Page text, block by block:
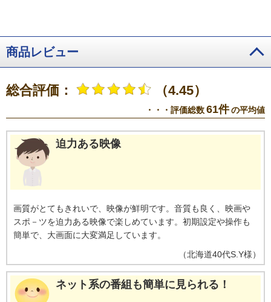
ライバシーポリシーを同意しない設定にした場合には、それまでにサーバー
接続した際にサーバーから消去されます。※ メーカーが提供するネットワー
クサービスは予告なく休止、終了、または内容を変更する場合があります。
※ ご利用にはインターネットプロバイダーや回線事業者との契約・使用料が
ネットへの接続が必要です。・ インターネットの接続には、通信事業者やプ
ロバイダー（インターネット接続業者）との契約が必要です。
商品レビュー
総合評価： （4.45）
・・・評価総数61件の平均値
迫力ある映像
画質がとてもきれいで、映像が鮮明です。音質も良く、映画や
スポ－ツを迫力ある映像で楽しめています。初期設定や操作も
簡単で、大画面に大変満足しています。
（北海道40代S.Y様）
ネット系の番組も簡単に見られる！